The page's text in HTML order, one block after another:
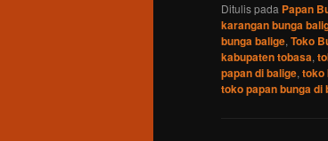
Ditulis pada Papan
karangan bunga
bunga balige, Toko
kabupaten tobasa,
papan di balige, toko
toko papan bunga di